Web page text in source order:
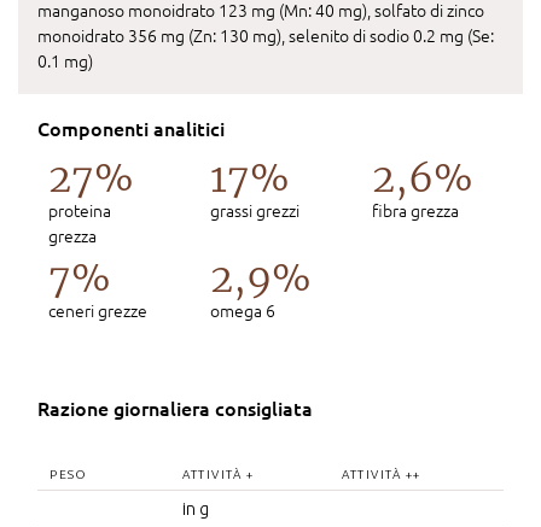
manganoso monoidrato 123 mg (Mn: 40 mg), solfato di zinco
monoidrato 356 mg (Zn: 130 mg), selenito di sodio 0.2 mg (Se:
0.1 mg)
Componenti analitici
27%
proteina
grezza
17%
grassi grezzi
2,6%
fibra grezza
7%
ceneri grezze
2,9%
omega 6
Razione giornaliera consigliata
PESO ATTIVITÀ + ATTIVITÀ ++
in g